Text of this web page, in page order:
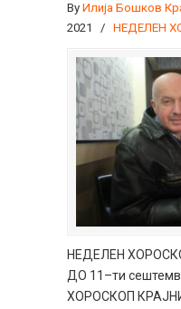
By Илија Бошков
2021
/ НЕДЕЛЕН
НЕДЕЛЕН
ДО 11–ти
ХОРОСКОП